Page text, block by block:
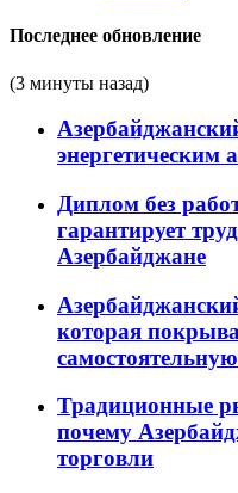
Последнее обновление
(3 минуты назад)
Диплом без
гарантирует
Азербайджане
которая
Традиционные
почему
торговли